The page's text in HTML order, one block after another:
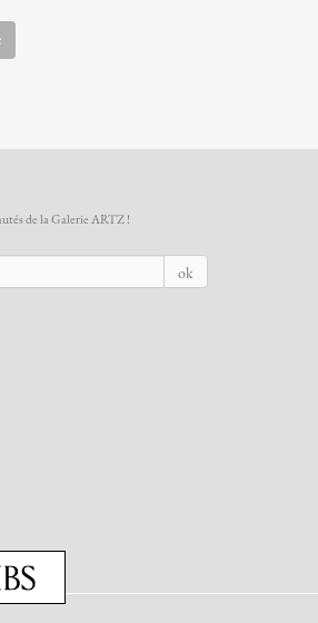
de la Galerie ARTZ !
ok